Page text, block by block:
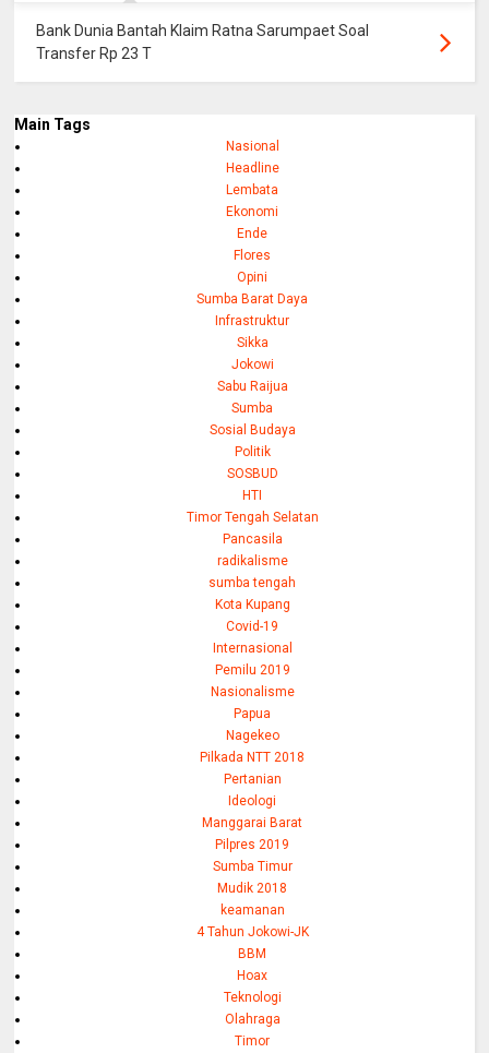
Bank Dunia Bantah Klaim Ratna Sarumpaet Soal
Transfer Rp 23 T
Main Tags
Nasional
Headline
Lembata
Ekonomi
Ende
Flores
Opini
Sumba Barat Daya
Infrastruktur
Sikka
Jokowi
Sabu Raijua
Sumba
Sosial Budaya
Politik
SOSBUD
HTI
Timor Tengah Selatan
Pancasila
radikalisme
sumba tengah
Kota Kupang
Covid-19
Internasional
Pemilu 2019
Nasionalisme
Papua
Nagekeo
Pilkada NTT 2018
Pertanian
Ideologi
Manggarai Barat
Pilpres 2019
Sumba Timur
Mudik 2018
keamanan
4 Tahun Jokowi-JK
BBM
Hoax
Teknologi
Olahraga
Timor